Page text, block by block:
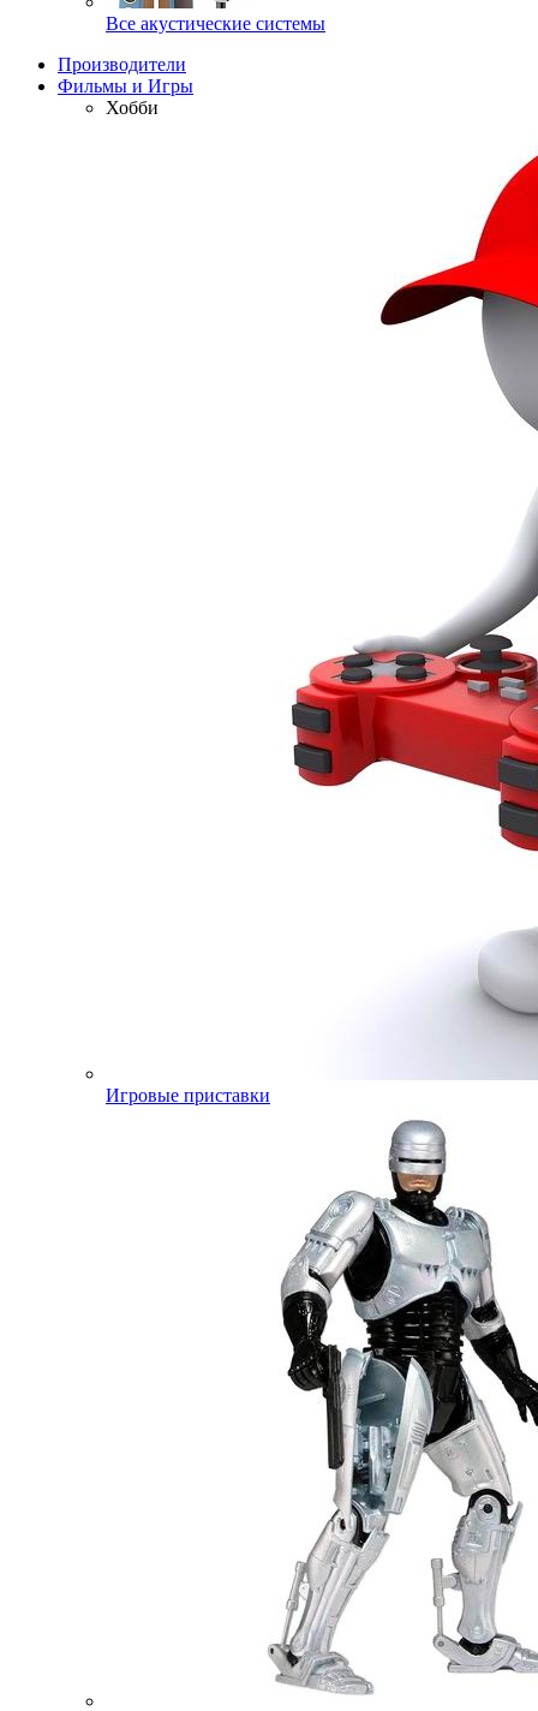
Все акустические системы
Производители
Фильмы и Игры
Хобби
Игровые приставки